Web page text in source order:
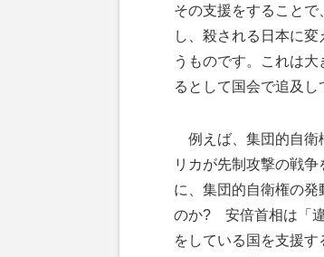
その支援をすることで
し、殺される日本に変
うものです。これは大
るとして国会で追及し
例えば、集団的自衛
リカが先制攻撃の戦争
に、集団的自衛権の発
のか? 安倍首相は「
をしている国を支援す